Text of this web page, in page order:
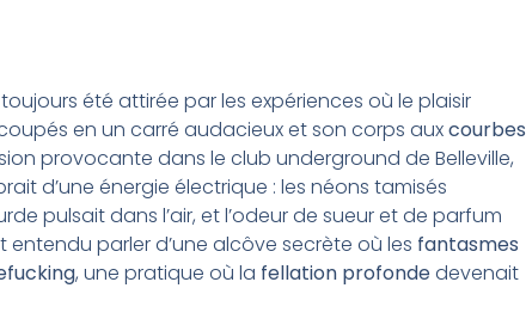
été attirée par les expériences où le plaisir
en un carré audacieux et son corps auxcourbes
provocante dans le club underground de Belleville,
d’une énergie électrique : les néons tamisés
pulsait dans l’air, et l’odeur de sueur et de parfum
entendu parler d’une alcôve secrète où les fantasmes
, une pratique où la fellation profondedevenait